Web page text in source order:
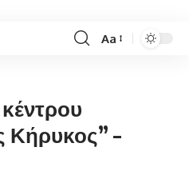
Font
Aa
Κήρυκος” –